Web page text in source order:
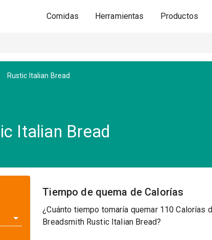
Comidas Herramientas Productos
Rustic Italian Bread
Italian Bread
Tiempo de quema de Calorías
¿Cuánto tiempo tomaría quemar 110 Calorías
Breadsmith Rustic Italian Bread?